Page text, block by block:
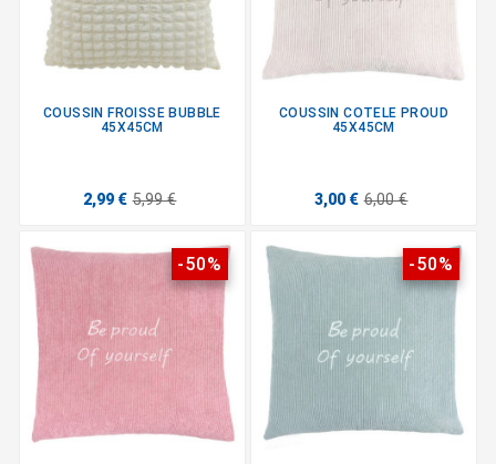
COUSSIN FROISSE BUBBLE
45X45CM
2,99 € 5,99 €
COUSSIN COTELE PROUD
45X45CM
3,00 € 6,00 €
-50% -50%